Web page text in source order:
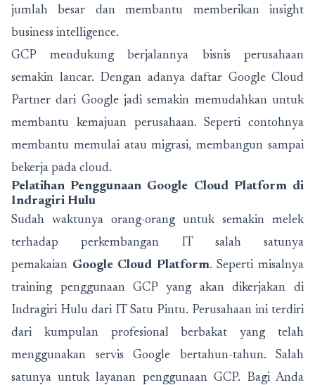
jumlah besar dan membantu memberikan insight
business intelligence.
GCP mendukung berjalannya bisnis perusahaan
semakin lancar. Dengan adanya daftar Google Cloud
Partner dari Google jadi semakin memudahkan untuk
membantu kemajuan perusahaan. Seperti contohnya
membantu memulai atau migrasi, membangun sampai
bekerja pada cloud.
Pelatihan Penggunaan Google Cloud Platform di
Indragiri Hulu
Sudah waktunya orang-orang untuk semakin melek
terhadap perkembangan IT salah satunya
pemakaian Google Cloud Platform. Seperti misalnya
training penggunaan GCP yang akan dikerjakan di
Indragiri Hulu dari IT Satu Pintu. Perusahaan ini terdiri
dari kumpulan profesional berbakat yang telah
menggunakan servis Google bertahun-tahun. Salah
satunya untuk layanan penggunaan GCP. Bagi Anda